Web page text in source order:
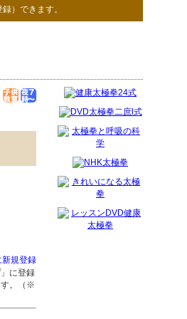
）できます。
新規登録
」に登録
す。（※